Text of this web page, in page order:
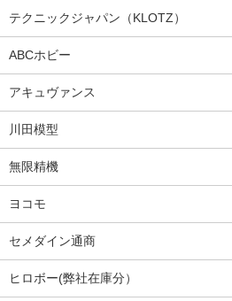
テクニックジャパン（KLOTZ）
ABCホビー
アキュヴァンス
川田模型
無限精機
ヨコモ
セメダイン通商
ヒロボー(弊社在庫分）